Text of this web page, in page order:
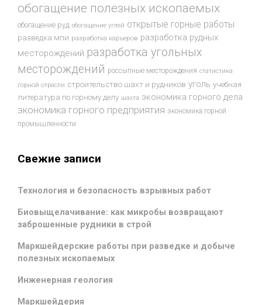
обогащение полезных ископаемых
обогащение руд обогащение углей открытые горные работы
разведка мпи разработка карьеров разработка рудных
месторождений разработка угольных
месторождений россыпные месторождения статистика
горной отрасли строительство шахт и рудников уголь учебная
литература по горному делу шахта экономика горного дела
экономика горного предприятия экономика горной
промышленности
Свежие записи
Технология и безопасность взрывных работ
Биовыщелачивание: как микробы возвращают
заброшенные рудники в строй
Маркшейдерские работы при разведке и добыче
полезных ископаемых
Инженерная геология
Маркшейдерия